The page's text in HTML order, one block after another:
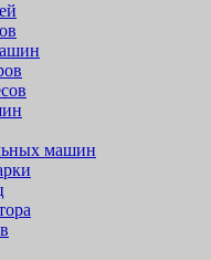
машин